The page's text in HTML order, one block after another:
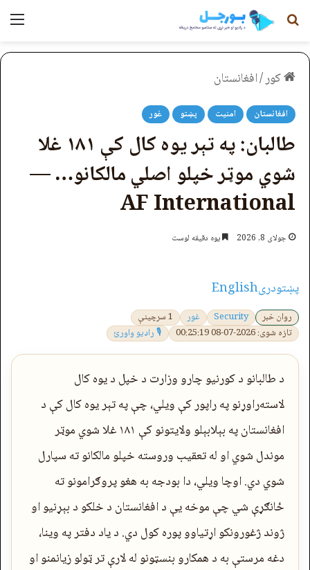
لټون
کور/افغانستان
افغانستان امنیت پښتو غور
طالبان: په تېر یوه کال کې ۱۸۱ غلا
شوي موټر خپلو اصلي مالکانو… —
AF International
جولای 8, 2026 یوه دقیقه لوست
پښتودریEnglish
روان خبر Security غور
1 سرچینې
تازه شوی: 2026-07-08 00:25:19
🎙 راډیو واورئ
د طالبانو د کورنیو چارو وزارت د خپل د یوه کال
لاسته‌راوړنو په راپور کې ویلي، چې په تېر یوه کال کې د
افغانستان په بېلابېلو ولایتونو کې ۱۸۱ غلا شوي موټر
موندل شوي او له تعقیب وروسته خپلو مالکانو ته سپارل
شوي دي. اوچا ویلي، دا بودجه به هغو پروګرامونو ته
ځانګړې شي چې موخه یې د افغانستان د خلکو د بېړنیو او
ژوند ژغورونکو اړتیاوو پوره کول دي. د یاد دفتر په وینا،
دغه مرستې به د همکارو بنسټونو له لارې تر ټولو زیانمنو او